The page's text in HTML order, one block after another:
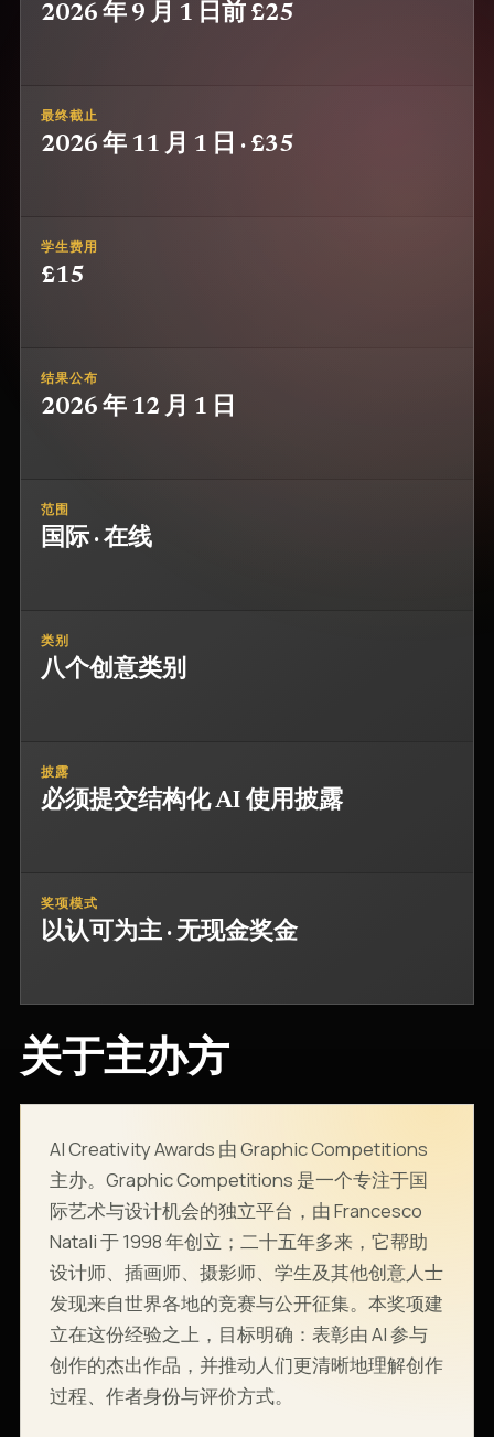
2026 年 9 月 1 日前 £25
最终截止
2026 年 11 月 1 日 · £35
学生费用
£15
结果公布
2026 年 12 月 1 日
范围
国际 · 在线
类别
八个创意类别
披露
必须提交结构化 AI 使用披露
奖项模式
以认可为主 · 无现金奖金
关于主办方
AI Creativity Awards 由 Graphic Competitions
主办。Graphic Competitions 是一个专注于国
际艺术与设计机会的独立平台，由 Francesco
Natali 于 1998 年创立；二十五年多来，它帮助
设计师、插画师、摄影师、学生及其他创意人士
发现来自世界各地的竞赛与公开征集。本奖项建
立在这份经验之上，目标明确：表彰由 AI 参与
创作的杰出作品，并推动人们更清晰地理解创作
过程、作者身份与评价方式。